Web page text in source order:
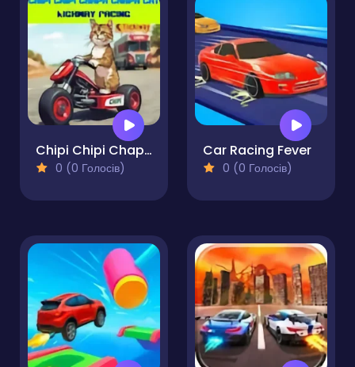
Chipi Chipi Chapa Chapa Cat Highway Racing
0 (0 Голосів)
Car Racing Fever
0 (0 Голосів)